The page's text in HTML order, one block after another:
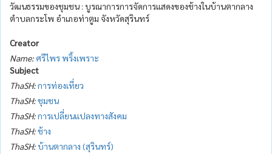
วัฒนธรรมของชุมชน : บูรณาการการจัดการแสดงของช้างในบ้านตากลาง
ตำบลกระโพ อำเภอท่าตูม จังหวัดสุรินทร์
Creator
Name: ศรีไพร พริ้งเพราะ
Subject
ThaSH:การท่องเที่ยว
ThaSH:ชุมชน
ThaSH:การเปลี่ยนแปลงทางสังคม
ThaSH:ช้าง
ThaSH:บ้านตากลาง (สุรินทร์)